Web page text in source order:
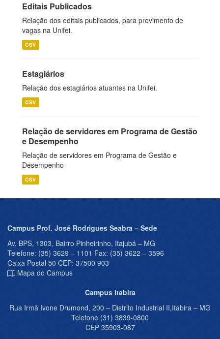
Editais Publicados
Relação dos editais publicados, para provimento de
vagas na Unifei.
CSV
Estagiários
Relação dos estagiários atuantes na Unifei.
CSV
Relação de servidores em Programa de Gestão
e Desempenho
Relação de servidores em Programa de Gestão e
Desempenho
CSV
Campus Prof. José Rodrigues Seabra – Sede
Av. BPS, 1303, Bairro Pinheirinho, Itajubá – MG
Telefone: (35) 3629 – 1101 Fax: (35) 3622 – 3596
Caixa Postal 50 CEP: 37500 903
Mapa do Campus
Campus Itabira
Rua Irmã Ivone Drumond, 200 – Distrito Industrial II,Itabira – MG
Telefone (31) 3839-0800
CEP 35903-087